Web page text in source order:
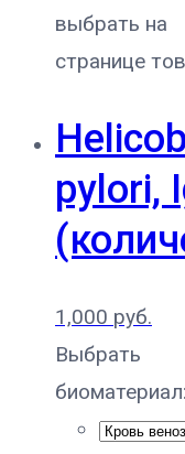
выбрать на
странице
pylori,
1,000 руб.
Выбрать
биоматериал: